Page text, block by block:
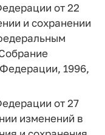
от 22
и сохранении
1996,
от 27
изменений в